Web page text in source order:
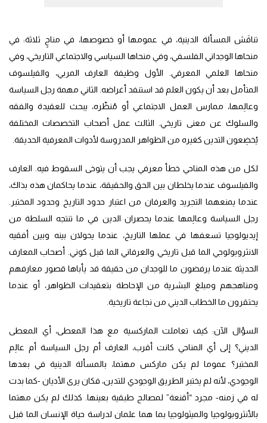
تناقَش المسألة الدينية، في عمومها أو خصوصها، في مناحٍ ثلاثة: في
منحاها الوجداني الفلسفي، وفي منحاها السياسي والاجتماعي التاريخي، وفي
منحاها العلمي المعرفي. الأول وظيفة العارف المربي، والفيلسوف
المتأمل بعد أن يكون العلم قد استنفد أغراضه. الثاني مهمة رجل السياسة
وعالِمها، ممارس العمل الاجتماعي أو مُنظّره، يبحث للعقيدة والفقه
والسلوك عن معنى تاريخي. الثالث عمل أصحاب التخصصات المختلفة
يُخضِعون التدين كغيره من الظواهر المدروسة لأدوات المعرفية الحديقة.
لكل من هذه المناحي خطأ معرفي يجب أن يتوخى السقوط فيه. العارف
والفيلسوف عندما يخلطان بين الحق والحقيقة، عندما يحاكمان هذه بذاك،
عندما يمنعهما التجريد والعرفان من اعتبار حدود التاريخ وحدود المختبر.
رجل السياسة وعالِمها عندما يحصران الدين في ما تنتجه السلطة من
إيديولوجيا تسعفها في عملها التاريخ، عندما يحولان بينه وبين أفقيه
الانثروبولوجي الما قبل تاريخي والعرفاني الما قبل كوني. أصحاب المعارف
الحديثة عندما يرفضون ما للوجدان من حقيقة قد يأباها قصور معارفهم
ومناهجهم ومبلغ البشرية من الإحاطة بتعقيدات الظواهر، أو عندما
يحتقرون ما الخطاب الديني من نجاعة تاريخية.
السؤال الآن: كيف تعاملت الماركسية مع هذا المعطى، أي المعطى
الديني؟ إلى أي المناحي كانت أقرب، العارف أم رجل السياسة أم عالِم
المختبر؟ عموما لم يكن ماركس مهتما، بالمسألة الدينية في بعدها
الوجودي، لأنه لم يختبر الطريق الوجودي للتدين، فكان يرى الأديان -كما بدت
له في زمنه- مجرد “أقنعة” لمصالح طبقية بعينها. كذلك لم يكن مهتما
بالأنثروبولوجيا والميثولوجيا بما هما علمان لدراسة حياة الإنسان الما قبل